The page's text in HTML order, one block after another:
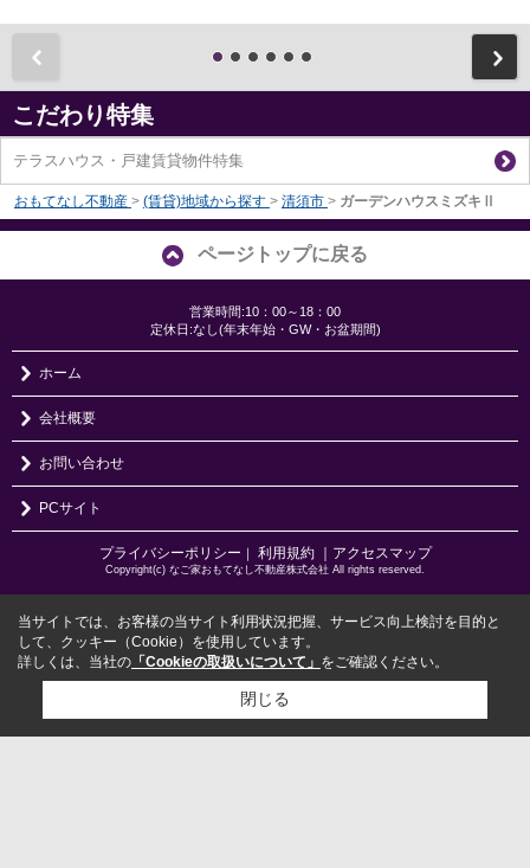
こだわり特集
テラスハウス・戸建賃貸物件特集
おもてなし不動産 > (賃貸)地域から探す > 清須市 > ガーデンハウスミズキⅡ
ページトップに戻る
営業時間:10：00～18：00
定休日:なし(年末年始・GW・お盆期間)
ホーム
会社概要
お問い合わせ
PCサイト
プライバシーポリシー 利用規約 ｜アクセスマップ
Copyright(c) なご家おもてなし不動産株式会社 All rights reserved.
当サイトでは、お客様の当サイト利用状況把握、サービス向上検討を目的と
して、クッキー（Cookie）を使用しています。
詳しくは、当社の 「Cookieの取扱いについて」 をご確認ください。
閉じる